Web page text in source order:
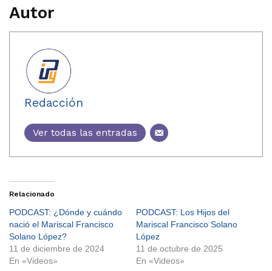
Autor
Redacción
Ver todas las entradas
Relacionado
PODCAST: ¿Dónde y cuándo
nació el Mariscal Francisco
Solano López?
11 de diciembre de 2024
En «Videos»
PODCAST: Los Hijos del
Mariscal Francisco Solano
López
11 de octubre de 2025
En «Videos»